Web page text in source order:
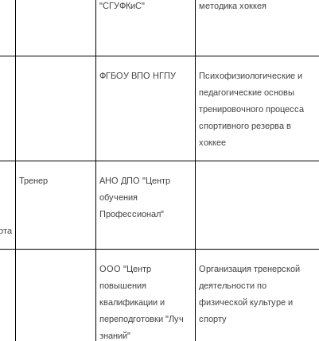
"СГУФКиС"
методика хоккея
ФГБОУ ВПО НГПУ
Психофизиологические и
педагогические основы
тренировочного процесса
спортивного резерва в
хоккее
Тренер
АНО ДПО "Центр
обучения
Профессионал"
ООО "Центр
повышения
квалификации и
переподготовки "Луч
знаний"
Организация тренерской
деятельности по
физической культуре и
спорту